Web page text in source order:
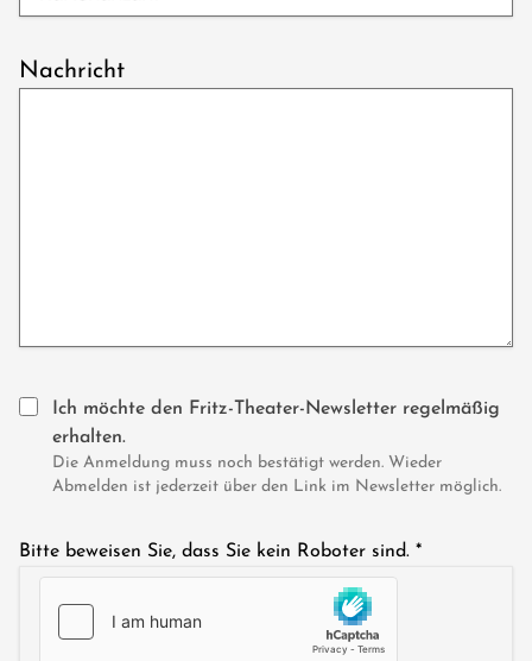
Nachricht
Ich möchte den Fritz-Theater-Newsletter regelmäßig
erhalten.
Die Anmeldung muss noch bestätigt werden. Wieder
Abmelden ist jederzeit über den Link im Newsletter möglich.
Bitte beweisen Sie, dass Sie kein Roboter sind. *